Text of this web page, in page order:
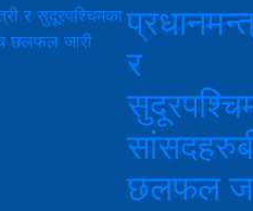
र
छलफल